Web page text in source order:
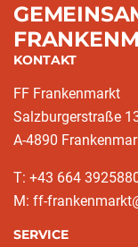
KONTAKT
FF Frankenmarkt
Salzburgerstraße
A-4890
T: +43 664
M: ff-
SERVICE